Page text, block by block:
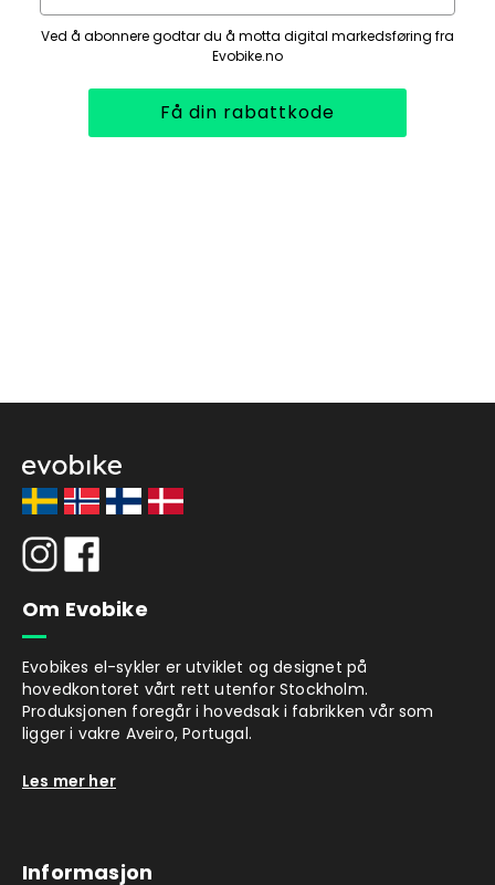
Ved å abonnere godtar du å motta digital markedsføring fra
Evobike.no
Få din rabattkode
Om Evobike
Evobikes el-sykler er utviklet og designet på
hovedkontoret vårt rett utenfor Stockholm.
Produksjonen foregår i hovedsak i fabrikken vår som
ligger i vakre Aveiro, Portugal.
Les mer her
Informasjon